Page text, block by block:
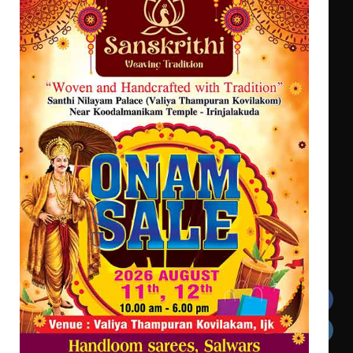
എം.ജി. യൂണിവേഴ്‌സിറ്റിയിൽ നിന്ന്
ഇംഗ്ളീഷ് സാഹിത്യത്തിൽ
ഡോക്ടറേറ്റ് നേടിയ എൻ. ആര്യ
ട്യുണീഷ്യൻ ചിത്രം ” ദി വോയിസ്
ഓഫ് ഹിന്ദ് റജബ് ” ഇരിങ്ങാലക്കുട
ഫിലിം സൊസൈറ്റി ആഗസ്റ്റ് 7
വെള്ളിയാഴ്ച സ്‌ക്രീൻ ചെയ്യുന്നു
Get In Touch
Twitter Facebook
LinkedIn Instagram